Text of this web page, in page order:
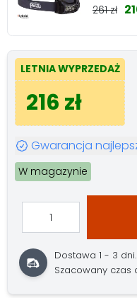
261 zł
LETNIA WYPRZEDAŻ
216 zł
Gwarancja
W magazynie
Dostawa 1 - 3
Szacowany czas